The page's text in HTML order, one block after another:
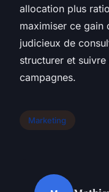
allocation plus
maximiser ce gain
judicieux de
structurer et
campagnes.
Marketing